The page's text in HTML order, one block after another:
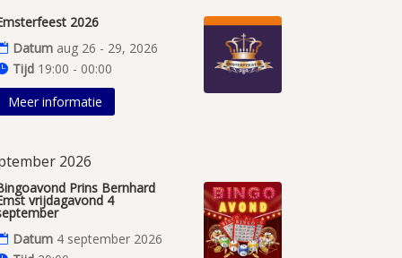
2026
Datum aug 26 - 29, 2026
Tijd 19:00 - 00:00
Meer informatie
2026
Prins Bernhard
vrijdagavond 4
Datum 4 september 2026